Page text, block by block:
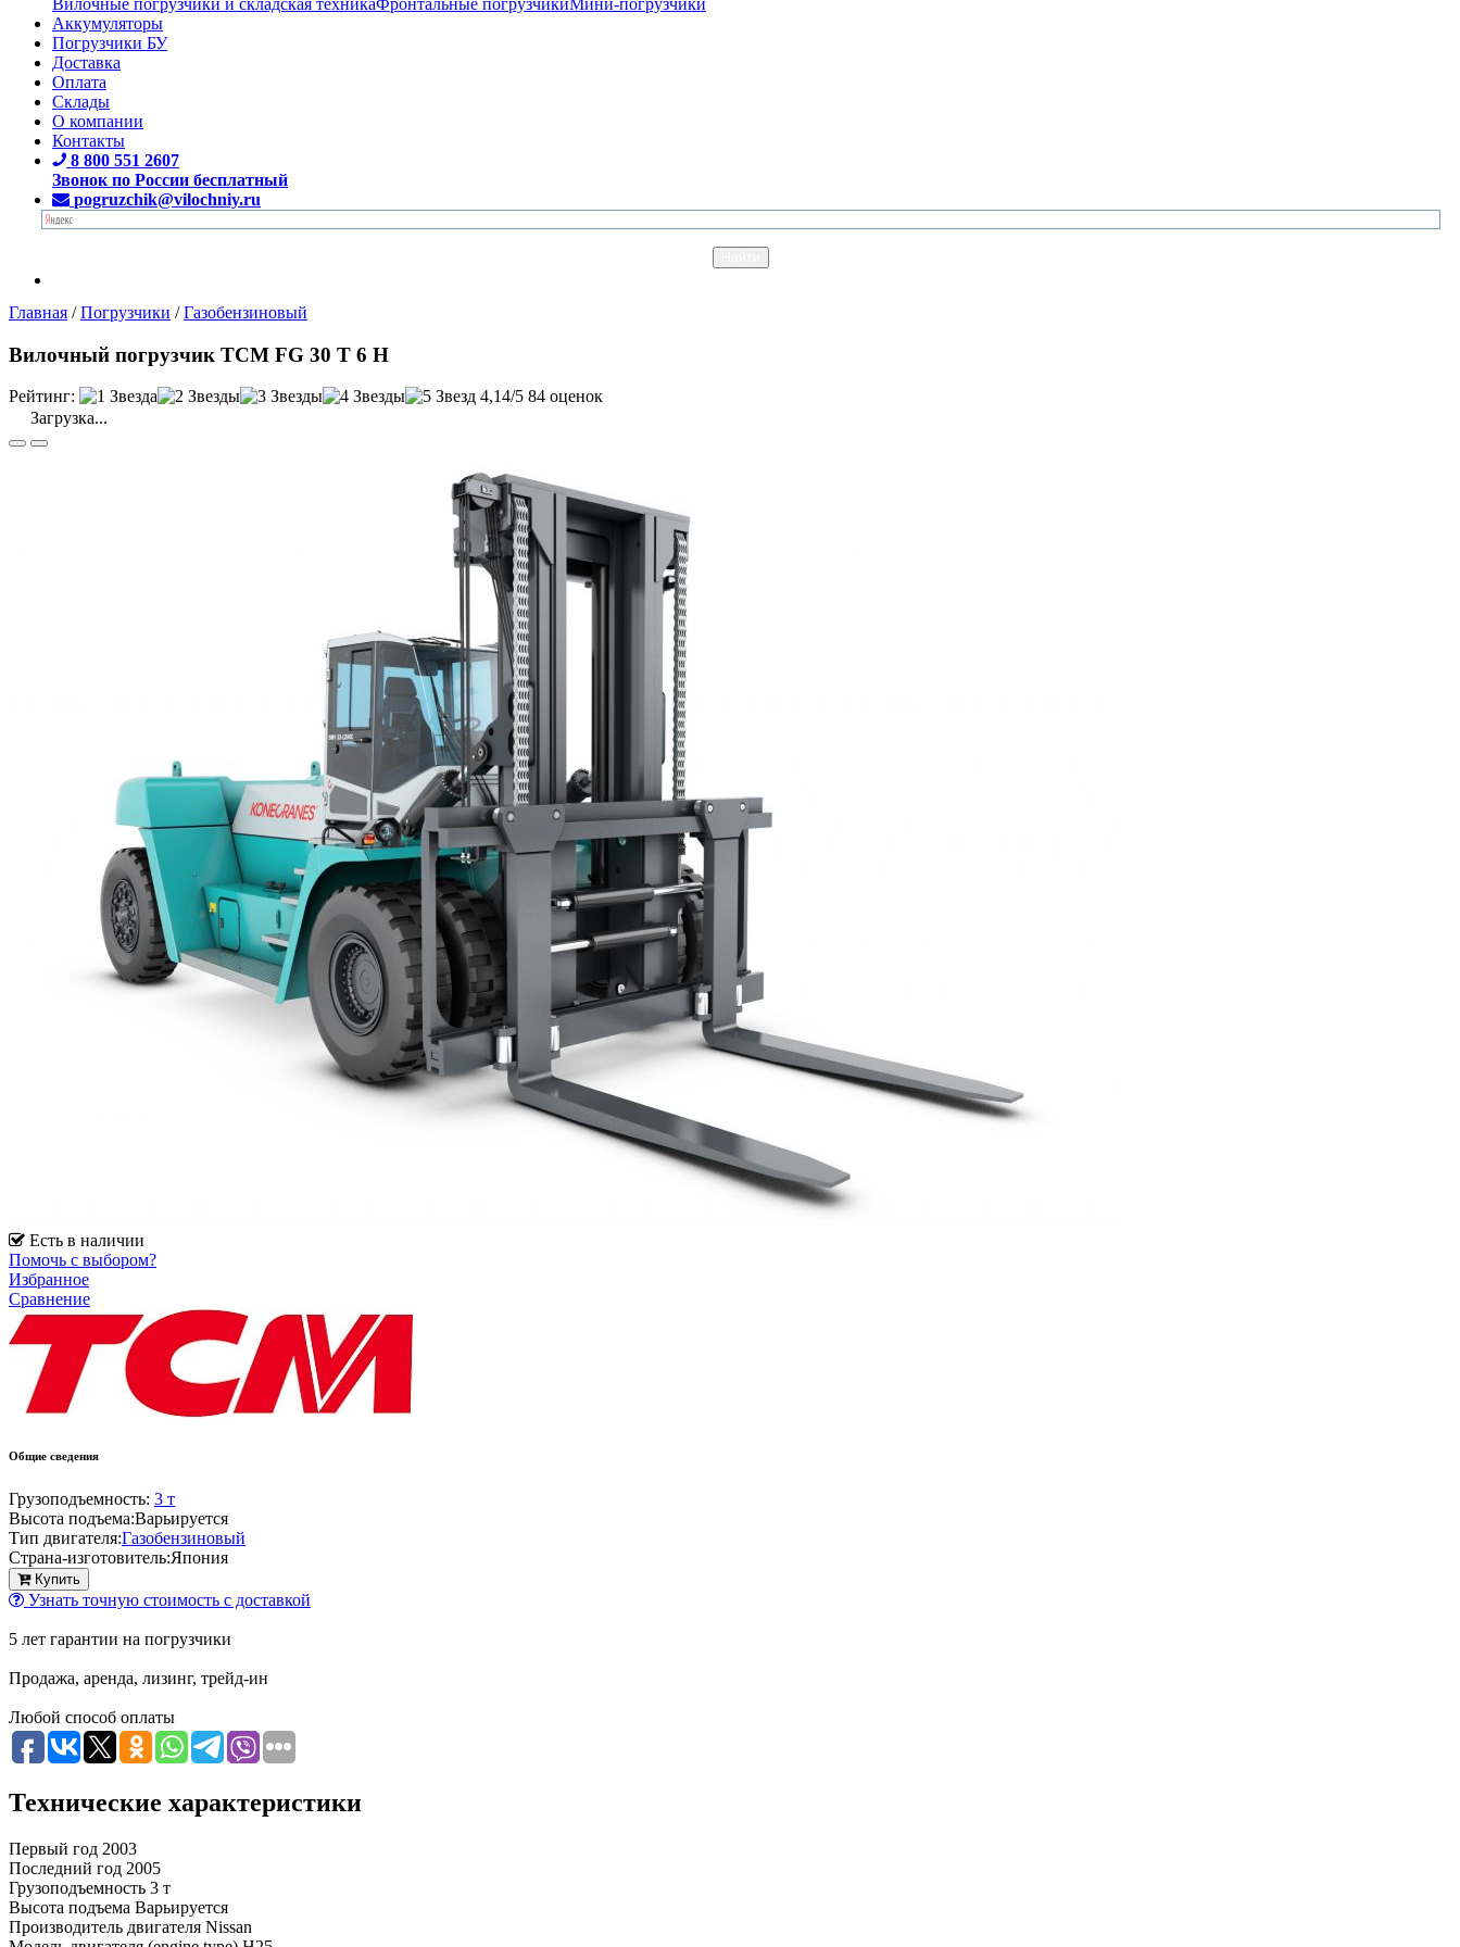
Аккумуляторы
Погрузчики БУ
Доставка
Оплата
Склады
О компании
Контакты
8 800 551 2607
Звонок по России бесплатный
pogruzchik@vilochniy.ru
Главная /Погрузчики /Газобензиновый
Вилочный погрузчик TCM FG 30 T 6 H
Рейтинг: 4,14/5 84 оценок
Загрузка...
Есть в наличии
Помочь с выбором?
Избранное
Сравнение
Общие сведения
Грузоподъемность: 3 т
Высота подъема:Варьируется
Тип двигателя:Газобензиновый
Страна-изготовитель:Япония
Купить
Узнать точную стоимость с доставкой
5 лет гарантии на погрузчики
Продажа, аренда, лизинг, трейд-ин
Любой способ оплаты
Технические характеристики
Первый год 2003
Последний год 2005
Грузоподъемность 3 т
Высота подъема Варьируется
Производитель двигателя Nissan